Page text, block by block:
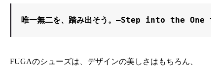
唯一無二を、踏み出そう。―Step into the One
FUGAのシューズは、デザインの美しさはもちろん、